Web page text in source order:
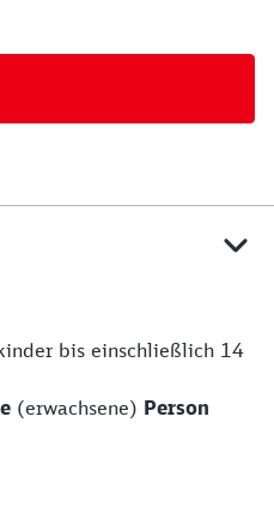
bis einschließlich 14
(erwachsene) Person